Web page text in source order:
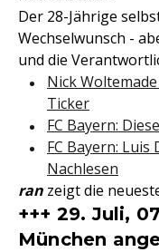
Der 28-Jährige
Wechselwunsch -
und die
Nick
Ticker
FC Bayern:
FC Bayern:
Nachlesen
ran zeigt die
+++ 29. Juli,
München